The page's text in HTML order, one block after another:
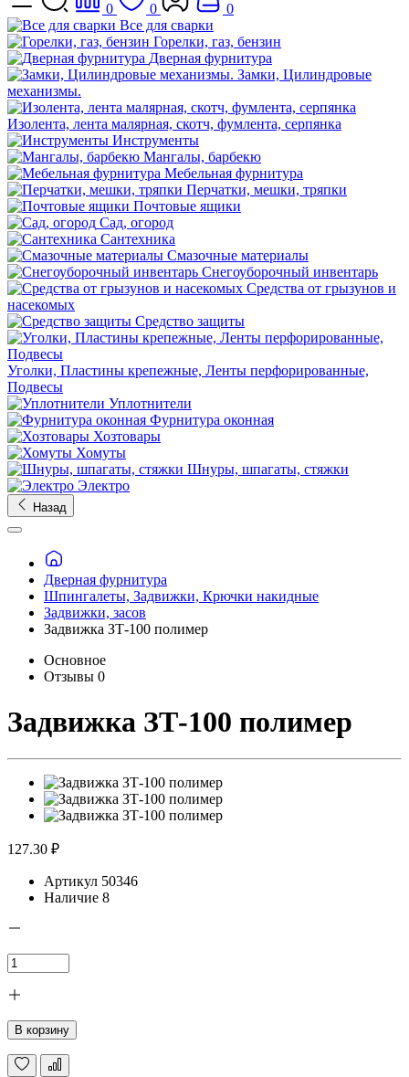
0 0
0
Все для сварки
Горелки, газ, бензин
Дверная фурнитура
Замки, Цилиндровые
механизмы.
Изолента, лента малярная, скотч, фумлента, серпянка
Инструменты
Мангалы, барбекю
Мебельная фурнитура
Перчатки, мешки, тряпки
Почтовые ящики
Сад, огород
Сантехника
Смазочные материалы
Снегоуборочный инвентарь
Средства от грызунов и
насекомых
Средство защиты
Уголки, Пластины крепежные, Ленты перфорированные,
Подвесы
Уплотнители
Фурнитура оконная
Хозтовары
Хомуты
Шнуры, шпагаты, стяжки
Электро
Назад
Дверная фурнитура
Шпингалеты, Задвижки, Крючки накидные
Задвижки, засов
Задвижка ЗТ-100 полимер
Основное
Отзывы 0
Задвижка ЗТ-100 полимер
127.30 ₽
Артикул 50346
Наличие 8
В корзину